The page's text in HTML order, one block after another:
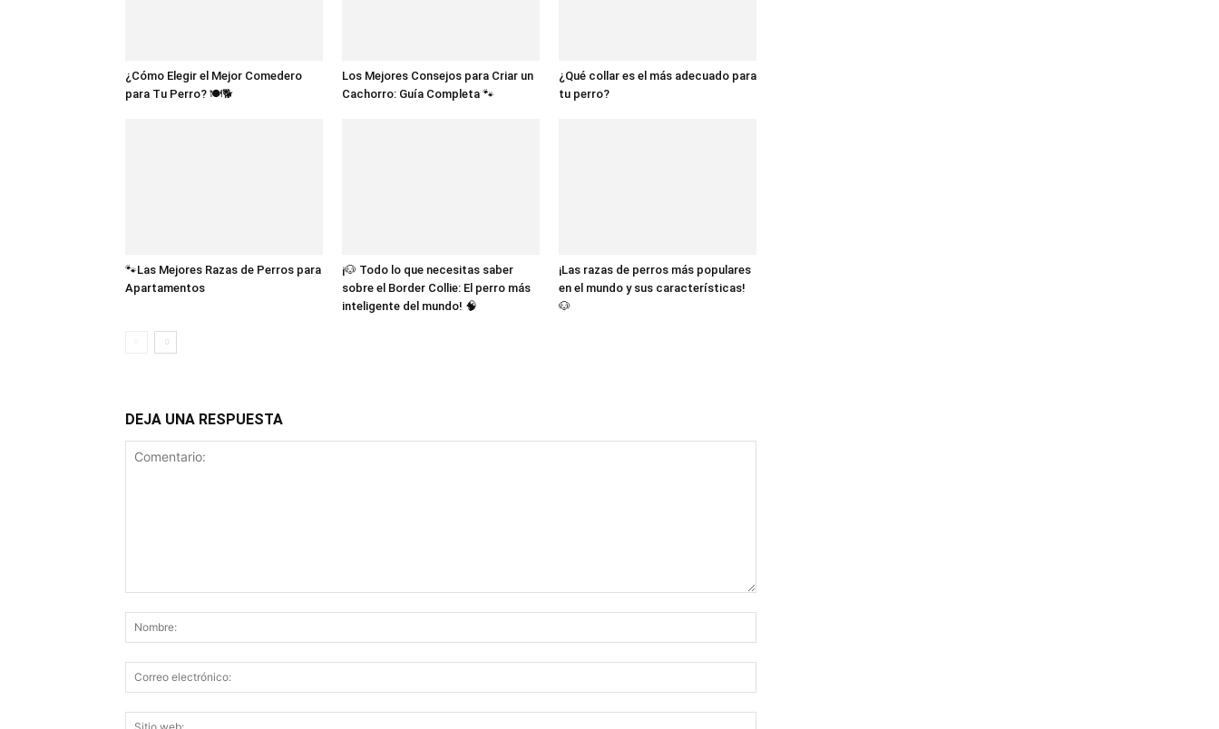
¿Cómo Elegir el Mejor Comedero
para Tu Perro? 🍽️🐕
Los Mejores Consejos para Criar un
Cachorro: Guía Completa 🐾
¿Qué collar es el más adecuado para
tu perro?
🐾Las Mejores Razas de Perros para
Apartamentos
¡🐶 Todo lo que necesitas saber
sobre el Border Collie: El perro más
inteligente del mundo! 🧠
¡Las razas de perros más populares
en el mundo y sus características!
🐶
DEJA UNA RESPUESTA